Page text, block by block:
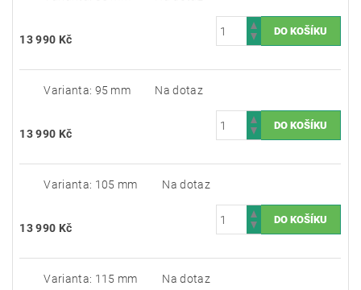
13 990 Kč
Varianta: 95 mm Na dotaz
13 990 Kč
Varianta: 105 mm Na dotaz
13 990 Kč
Varianta: 115 mm Na dotaz